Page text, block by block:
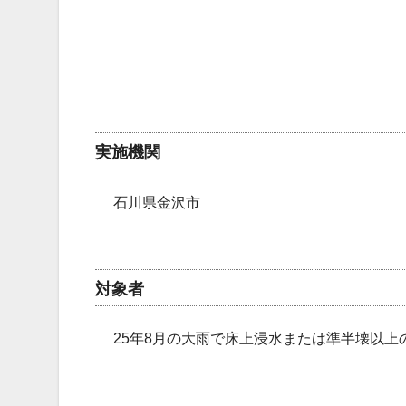
実施機関
石川県金沢市
対象者
25年8月の大雨で床上浸水または準半壊以上